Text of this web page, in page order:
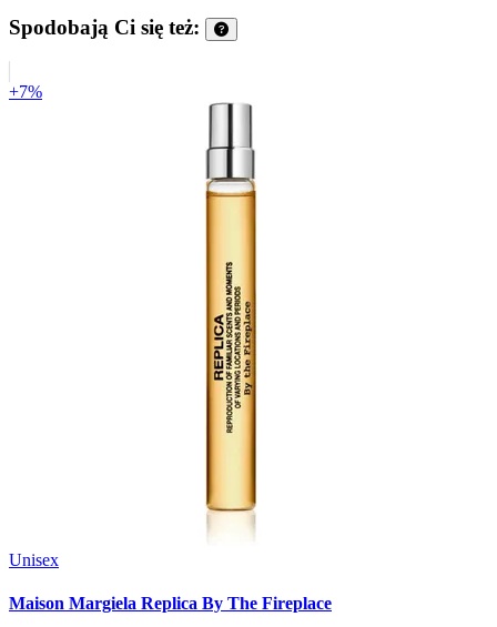
Spodobają Ci się też:
+7%
Unisex
Maison Margiela Replica By The Fireplace